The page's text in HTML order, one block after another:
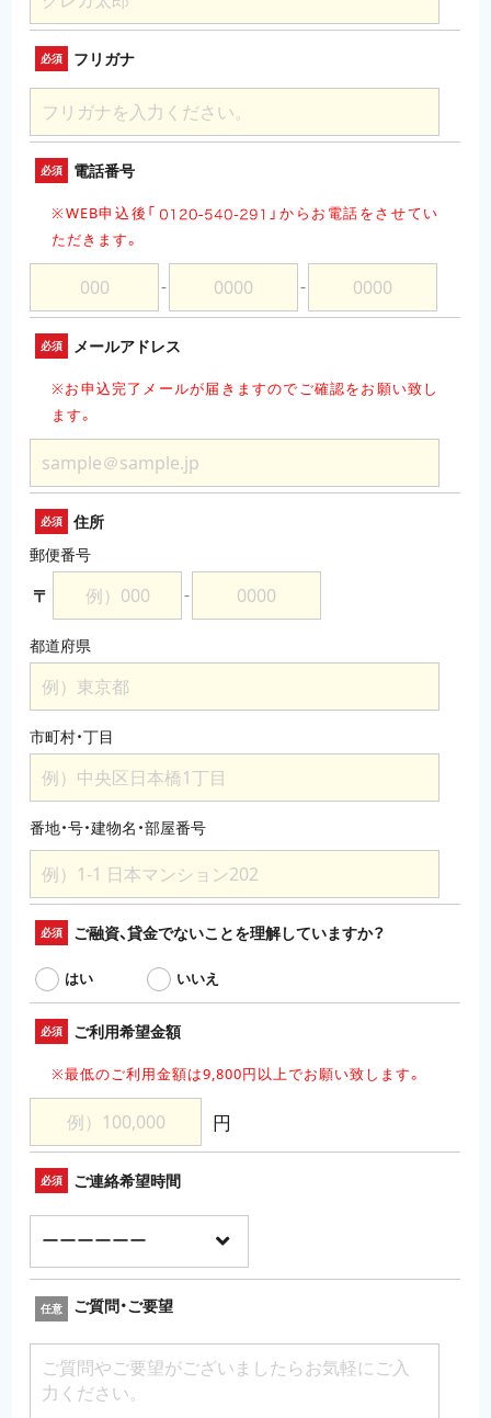
必須 フリガナ
必須 電話番号
※WEB申込後「 」 からお電話をさせてい
ただきます。
－ －
必須 メールアドレス
※お申込完了メールが届きますのでご確認をお願い致し
ます。
必須
住所
郵便番号
〒 －
都道府県
市町村・丁目
番地・号・建物名・部屋番号
必須 ご融資、貸金でないことを理解していますか？
はい いいえ
必須 ご利用希望金額
※最低のご利用金額は9,800円以上でお願い致します。
円
必須 ご連絡希望時間
任意 ご質問・ご要望